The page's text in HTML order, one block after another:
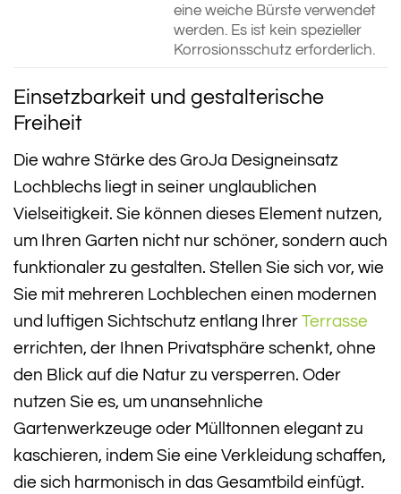
eine weiche Bürste verwendet
werden. Es ist kein spezieller
Korrosionsschutz erforderlich.
Einsetzbarkeit und gestalterische
Freiheit
Die wahre Stärke des GroJa Designeinsatz
Lochblechs liegt in seiner unglaublichen
Vielseitigkeit. Sie können dieses Element nutzen,
um Ihren Garten nicht nur schöner, sondern auch
funktionaler zu gestalten. Stellen Sie sich vor, wie
Sie mit mehreren Lochblechen einen modernen
und luftigen Sichtschutz entlang Ihrer Terrasse
errichten, der Ihnen Privatsphäre schenkt, ohne
den Blick auf die Natur zu versperren. Oder
nutzen Sie es, um unansehnliche
Gartenwerkzeuge oder Mülltonnen elegant zu
kaschieren, indem Sie eine Verkleidung schaffen,
die sich harmonisch in das Gesamtbild einfügt.